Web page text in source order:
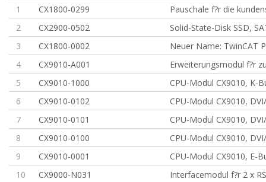
1 CX1800-0299
Pauschale f?r die
2
CX2900-0502
Solid-State-Disk SSD,
3
CX1800-0002
Neuer Name: TwinCAT
4
CX9010-A001
Erweiterungsmodul f?r
5
CX9010-1000
CPU-Modul CX9010, K-
6
CX9010-0102
CPU-Modul CX9010,
7
CX9010-0101
CPU-Modul CX9010,
8
CX9010-0100
CPU-Modul CX9010,
9
CX9010-0001
CPU-Modul CX9010, E-
10
CX9000-N031
Interfacemodul f?r 2 x